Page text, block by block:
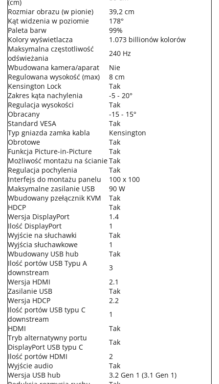
(cm)
Rozmiar obrazu (w pionie)
39,2 cm
Kąt widzenia w poziomie
178°
Paleta barw
99%
Kolory wyświetlacza
1.073 billionów kolorów
Maksymalna częstotliwość
odświeżania
240 Hz
Wbudowana kamera/aparat
Nie
Regulowana wysokość (max)
8 cm
Kensington Lock
Tak
Zakres kąta nachylenia
-5 - 20°
Regulacja wysokości
Tak
Obracany
-15 - 15°
Standard VESA
Tak
Typ gniazda zamka kabla
Kensington
Obrotowe
Tak
Funkcja Picture-in-Picture
Tak
Możliwość montażu na ścianieTak
Regulacja pochylenia
Tak
Interfejs do montażu panelu
100 x 100
Maksymalne zasilanie USB
90 W
Wbudowany pzełącznik KVM
Tak
HDCP
Tak
Wersja DisplayPort
1.4
Ilość DisplayPort
1
Wyjście na słuchawki
Tak
Wyjścia słuchawkowe
1
Wbudowany USB hub
Tak
Ilość portów USB Typu A
downstream
3
Wersja HDMI
2.1
Zasilanie USB
Tak
Wersja HDCP
2.2
Ilość portów USB typu C
downstream
1
HDMI
Tak
Tryb alternatywny portu
DisplayPort USB typu C
Tak
Ilość portów HDMI
2
Wyjście audio
Tak
Wersja USB hub
3.2 Gen 1 (3.1 Gen 1)